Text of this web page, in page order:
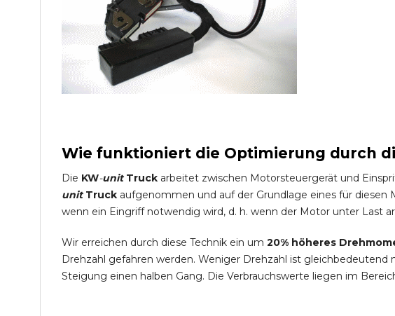
Wie funktioniert die Optimierung durch
Die KW-unit Truck arbeitet zwischen Motorsteuergerät und
unit Truck aufgenommen und auf der Grundlage eines für
wenn ein Eingriff notwendig wird, d. h. wenn der Motor unter Last
Wir erreichen durch diese Technik ein um 20% höheres
Drehzahl gefahren werden. Weniger Drehzahl ist
Steigung einen halben Gang. Die Verbrauchswerte liegen im